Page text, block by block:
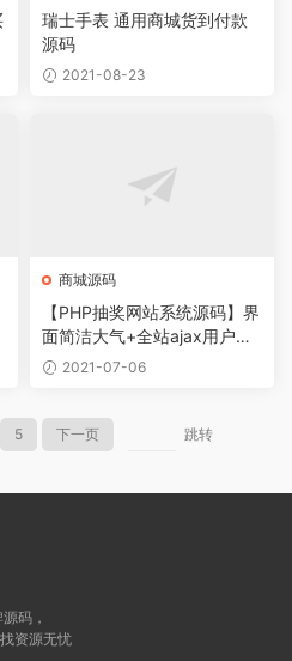
瑞士手表 通用商城货到付款
源码
2021-08-23
商城源码
【PHP抽奖网站系统源码】界
面简洁大气+全站ajax用户体
验良好+带留言板功能
2021-07-06
5 下一页 跳转
码，
资源无忧